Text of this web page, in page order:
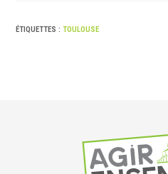
ÉTIQUETTES :TOULOUSE